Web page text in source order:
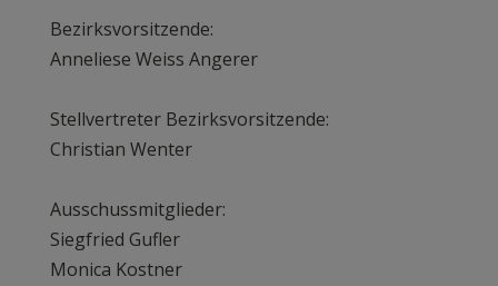
Bezirksvorsitzende:
Anneliese Weiss Angerer
Stellvertreter Bezirksvorsitzende:
Christian Wenter
Ausschussmitglieder:
Siegfried Gufler
Monica Kostner